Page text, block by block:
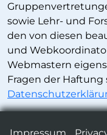
sowie Lehr- und
den von diesen
und
Webmastern
Fragen der Haftung